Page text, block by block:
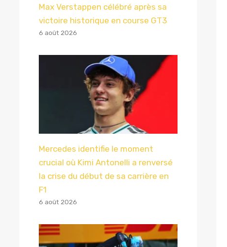
Max Verstappen célébré après sa
victoire historique en course GT3
6 août 2026
Mercedes identifie le moment
crucial où Kimi Antonelli a renversé
la crise du début de sa carrière en
F1
6 août 2026